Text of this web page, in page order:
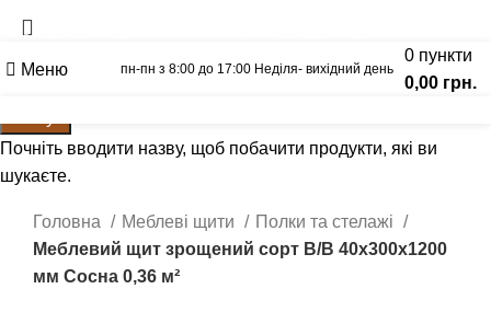
Меню пн-пн з 8:00 до 17:00 Неділя- вихідний день
0 пункти
0,00 грн.
Розпродано
Головна
Меблеві щити
Полки та стелажі
Меблевий щит зрощений сорт В/В 40х300х1200
мм Сосна 0,36 м²
Почніть вводити назву, щоб побачити продукти, які ви
шукаєте.